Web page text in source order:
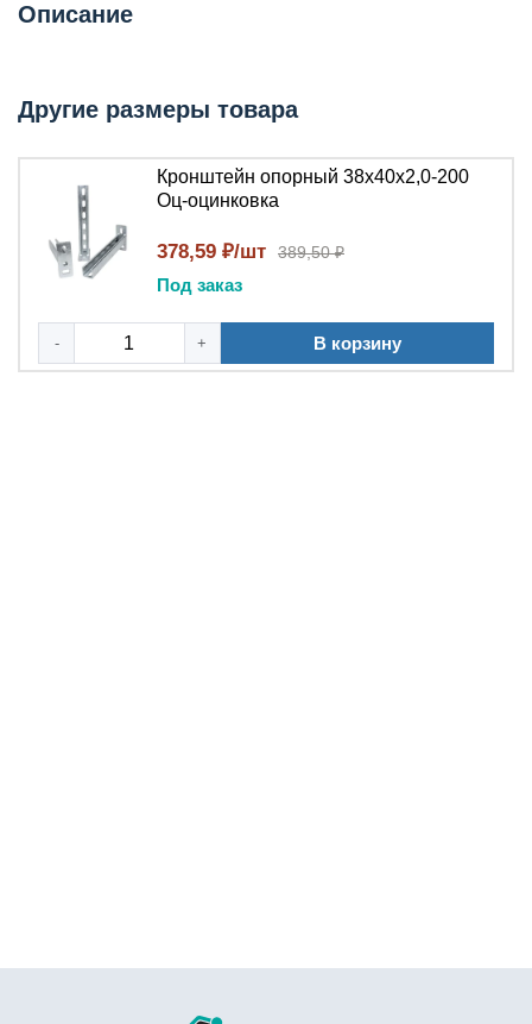
Описание
Другие размеры товара
Кронштейн опорный 38x40x2,0-200
Оц-оцинковка
378,59 ₽/шт 389,50 ₽
Под заказ
- + В корзину